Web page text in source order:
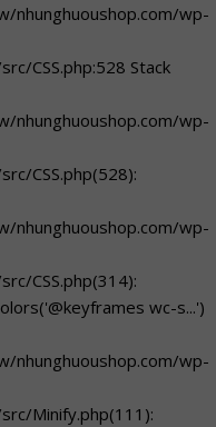
nhunghuoushop.com/wp-
CSS.php:528 Stack
nhunghuoushop.com/wp-
CSS.php(528):
nhunghuoushop.com/wp-
CSS.php(314):
wc-s...')
nhunghuoushop.com/wp-
Minify.php(111):